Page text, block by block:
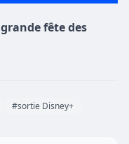
fête des
#sortie Disney+